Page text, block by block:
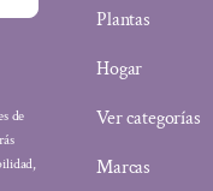
de
Plantas
Hogar
Ver categorías
Marcas